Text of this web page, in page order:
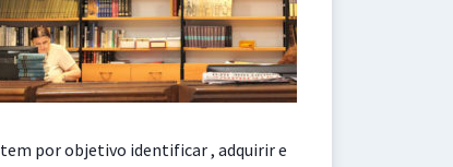
por objetivo identificar , adquirir e